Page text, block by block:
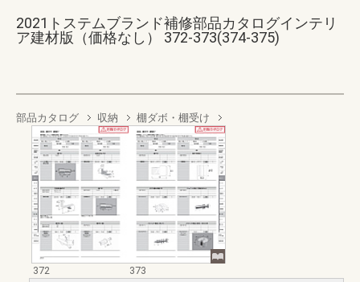
2021トステムブランド補修部品カタログインテリ
ア建材版（価格なし） 372-373(374-375)
部品カタログ 収納 棚ダボ・棚受け
372
373